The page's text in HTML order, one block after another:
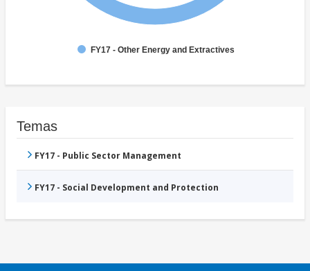
FY17 - Other Energy and Extractives
Temas
FY17 - Public Sector Management
FY17 - Social Development and Protection